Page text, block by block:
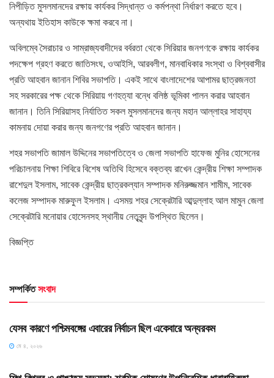
নিপীড়িত মুসলমানদের রক্ষায় কার্যকর সিদ্ধান্ত ও কর্মপন্থা নির্ধারণ করতে হবে।
অন্যথায় ইতিহাস কাউকে ক্ষমা করবে না।
অবিলম্বে সৈরাচার ও সাম্রাজ্যবাদীদের বর্বরতা থেকে সিরিয়ার জনগণকে রক্ষায় কার্যকর
পদক্ষেপ গ্রহণ করতে জাতিসংঘ, ওআইসি, আরবলীগ, মানবাধিকার সংস্থা ও বিশ্ববাসীর
প্রতি আহবান জানান শিবির সভাপতি। একই সাথে বাংলাদেশের আপামর ছাত্রজনতা
সহ সরকারের পক্ষ থেকে সিরিয়ায় গণহত্যা বন্ধে বলিষ্ঠ ভূমিকা পালন করার আহবান
জানান। তিনি সিরিয়াসহ নির্যাতিত সকল মুসলমানদের জন্য মহান আল্লাহর সাহায্য
কামনায় দোয়া করার জন্য জনগণের প্রতি আহবান জানান।
শহর সভাপতি জামাল উদ্দিনের সভাপতিত্বে ও জেলা সভাপতি হাফেজ মুনির হোসেনের
পরিচালনায় শিক্ষা শিবিরে বিশেষ অতিথি হিসেবে বক্তব্য রাখেন কেন্দ্রীয় শিক্ষা সম্পাদক
রাশেদুল ইসলাম, সাবেক কেন্দ্রীয় ছাত্রকল্যান সম্পাদক মনিরুজ্জমান শামীম, সাবেক
কলেজ সম্পাদক মারুফুল ইসলাম। এসময় শহর সেক্রেটারি আব্দুল্লাহ আল মামুন জেলা
সেক্রেটারি মনোয়ার হোসেনসহ স্থানীয় নেতৃবৃন্দ উপস্থিত ছিলেন।
বিজ্ঞপ্তি
সম্পর্কিতসংবাদ
HOME POST
যেসব কারণে পশ্চিমবঙ্গের এবারের নির্বাচন ছিল একেবারে অন্যরকম
মে ৪, ২০২৬